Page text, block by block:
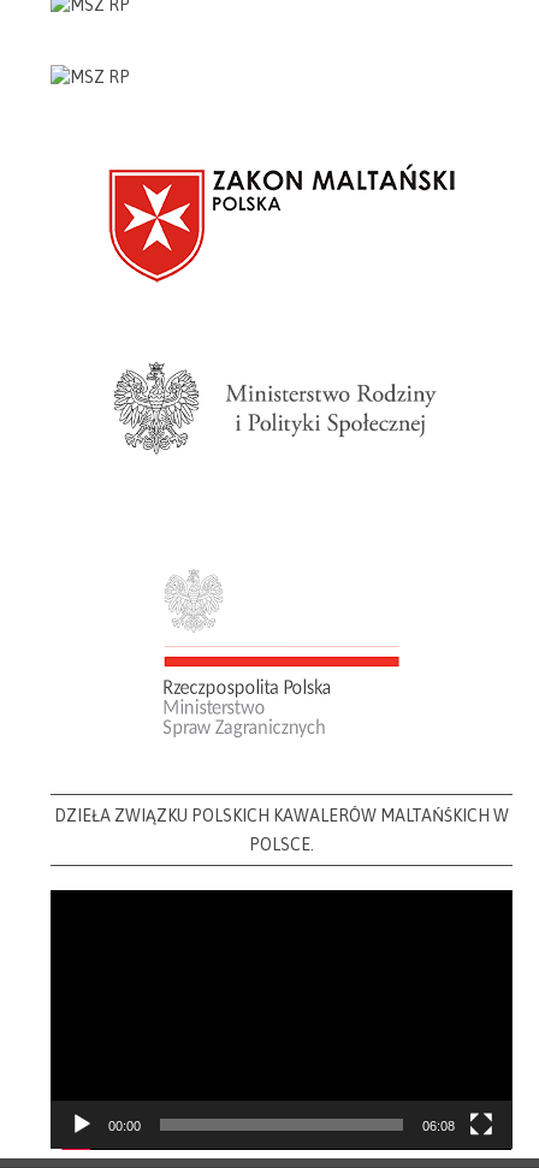
DZIEŁA ZWIĄZKU POLSKICH KAWALERÓW MALTAŃŚKICH W
POLSCE.
00:00 06:08